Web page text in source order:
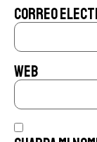
Correo
Web